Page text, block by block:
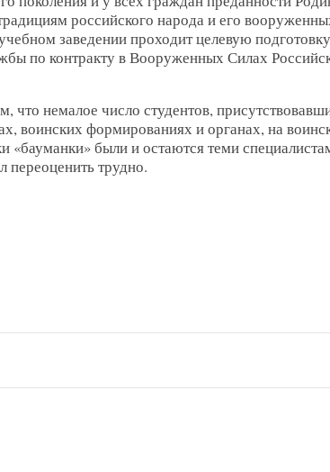
российского народа и его
заведении проходит целевую
по контракту в Вооруженных Силах
что немалое число студентов,
воинских формированиях и органах, на
были и остаются теми
переоценить трудно.